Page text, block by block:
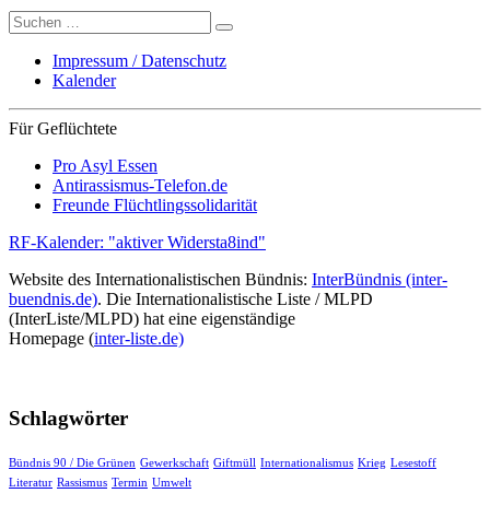
Suche
nach:
Impressum / Datenschutz
Kalender
Für Geflüchtete
Pro Asyl Essen
Antirassismus-Telefon.de
Freunde Flüchtlingssolidarität
RF-Kalender: "aktiver Widersta8ind"
Website des Internationalistischen Bündnis: InterBündnis (inter-
buendnis.de). Die Internationalistische Liste / MLPD
(InterListe/MLPD) hat eine eigenständige
Homepage (inter-liste.de)
Schlagwörter
Bündnis 90 / Die Grünen Gewerkschaft Giftmüll Internationalismus Krieg Lesestoff
Literatur Rassismus Termin Umwelt